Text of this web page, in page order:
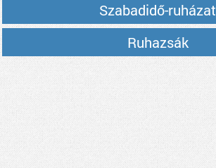
Szabadidő-ruházat
Ruhazsák